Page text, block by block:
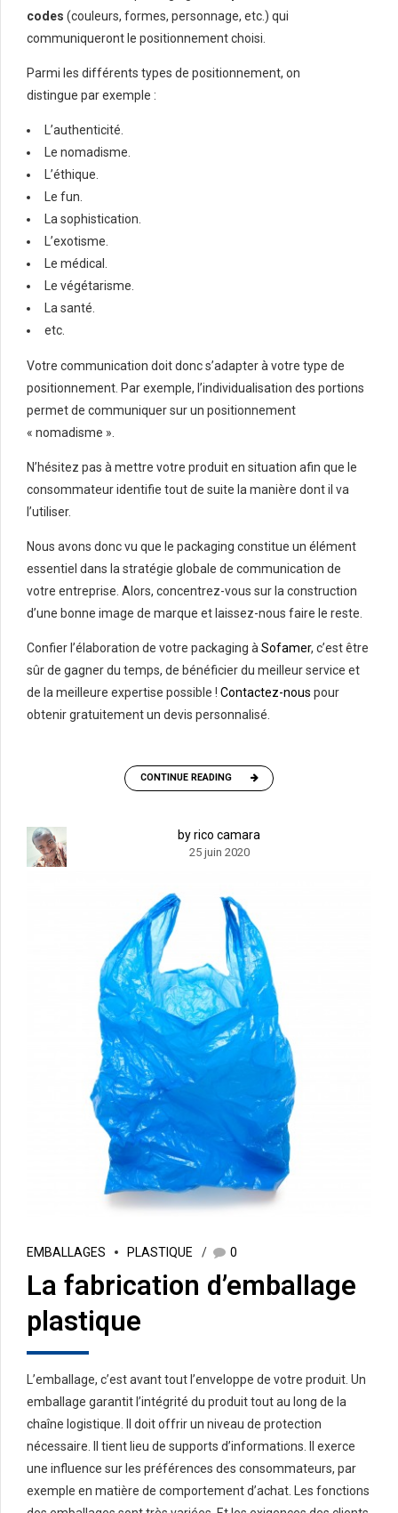
codes (couleurs, formes, personnage, etc.) qui
communiqueront le positionnement choisi.
Parmi les différents types de positionnement, on
distingue par exemple :
L’authenticité.
Le nomadisme.
L’éthique.
Le fun.
La sophistication.
L’exotisme.
Le médical.
Le végétarisme.
La santé.
etc.
Votre communication doit donc s’adapter à votre type de
positionnement. Par exemple, l’individualisation des portions
permet de communiquer sur un positionnement
« nomadisme ».
N’hésitez pas à mettre votre produit en situation afin que le
consommateur identifie tout de suite la manière dont il va
l’utiliser.
Nous avons donc vu que le packaging constitue un élément
essentiel dans la stratégie globale de communication de
votre entreprise. Alors, concentrez-vous sur la construction
d’une bonne image de marque et laissez-nous faire le reste.
Confier l’élaboration de votre packaging à Sofamer, c’est être
sûr de gagner du temps, de bénéficier du meilleur service et
de la meilleure expertise possible ! Contactez-nous pour
obtenir gratuitement un devis personnalisé.
CONTINUE READING
by rico camara
25 juin 2020
EMBALLAGES PLASTIQUE 0
La fabrication d’emballage
plastique
L’emballage, c’est avant tout l’enveloppe de votre produit. Un
emballage garantit l’intégrité du produit tout au long de la
chaîne logistique. Il doit offrir un niveau de protection
nécessaire. Il tient lieu de supports d’informations. Il exerce
une influence sur les préférences des consommateurs, par
exemple en matière de comportement d’achat. Les fonctions